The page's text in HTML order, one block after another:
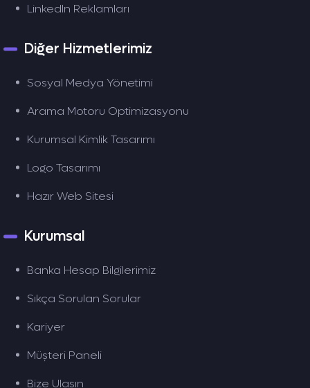
LinkedIn Reklamları
Diğer Hizmetlerimiz
Sosyal Medya Yönetimi
Arama Motoru Optimizasyonu
Kurumsal Kimlik Tasarımı
Logo Tasarımı
Hazır Web Sitesi
Kurumsal
Banka Hesap Bilgilerimiz
Sıkça Sorulan Sorular
Kariyer
Müşteri Paneli
Bize Ulaşın